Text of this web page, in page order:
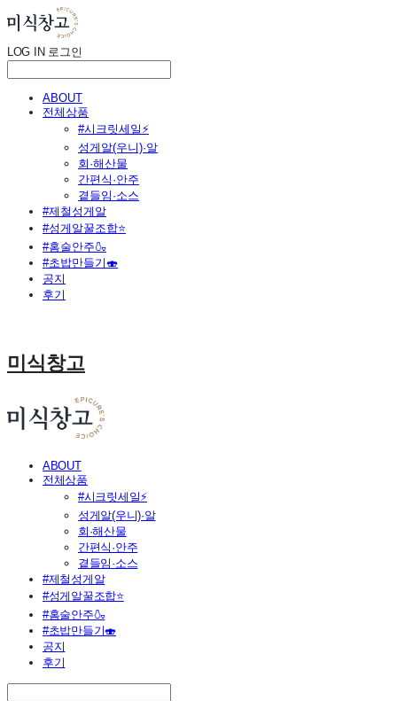
LOG IN 로그인
ABOUT
전체상품
#시크릿세일⚡
성게알(우니)·알
회·해산물
간편식·안주
곁들임·소스
#제철성게알
#성게알꿀조합⭐
#홈술안주🍶
#초밥만들기🍣
공지
후기
미식창고
ABOUT
전체상품
#시크릿세일⚡
성게알(우니)·알
회·해산물
간편식·안주
곁들임·소스
#제철성게알
#성게알꿀조합⭐
#홈술안주🍶
#초밥만들기🍣
공지
후기